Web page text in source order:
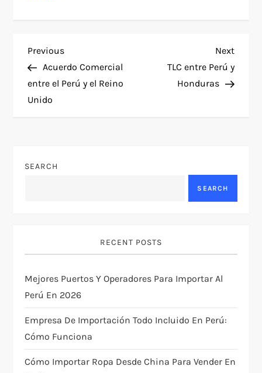
P
o
s
n
i
g
a
t
i
Previous
Post
Previous
Acuerdo Comercial
entre el Perú y el Reino
Unido
Next
Post
Next
TLC entre Perú y
Honduras
SEARCH
SEARCH
RECENT POSTS
Mejores Puertos Y Operadores Para Importar Al
Perú En 2026
Empresa De Importación Todo Incluido En Perú:
Cómo Funciona
Cómo Importar Ropa Desde China Para Vender En